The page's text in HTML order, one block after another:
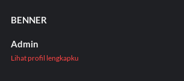
BENNER
Admin
Lihat profil lengkapku